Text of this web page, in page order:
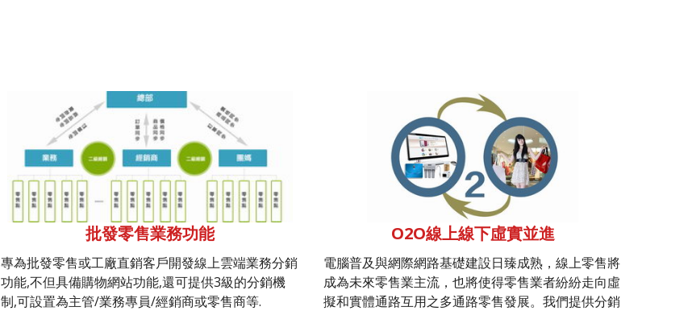
批發零售業務功能
專為批發零售或工廠直銷客戶開發線上雲端業務分銷
功能,不但具備購物網站功能,還可提供3級的分銷機
制,可設置為主管/業務專員/經銷商或零售商等.
O2O線上線下虛實並進
電腦普及與網際網路基礎建設日臻成熟，線上零售將
成為未來零售業主流，也將使得零售業者紛紛走向虛
擬和實體通路互用之多通路零售發展。我們提供分銷